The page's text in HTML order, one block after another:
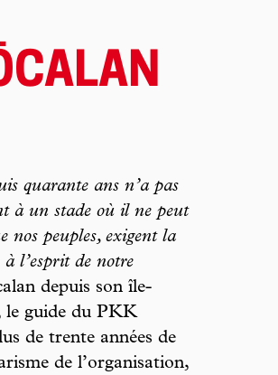
quarante ans n’a pas
à un stade où il ne peut
nos peuples, exigent la
l’esprit de notre
depuis son île-
le guide du PKK
de trente années de
de l’organisation,